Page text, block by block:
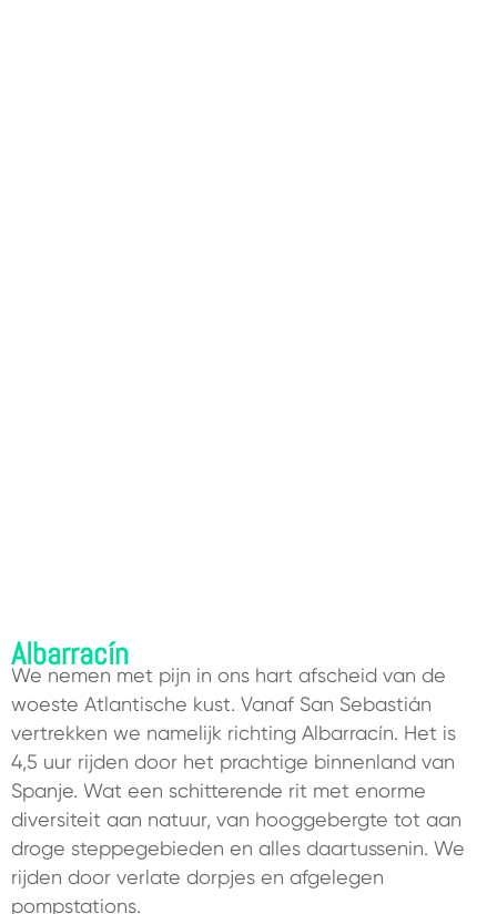
Albarracín
We nemen met pijn in ons hart afscheid van de
woeste Atlantische kust. Vanaf San Sebastián
vertrekken we namelijk richting Albarracín. Het is
4,5 uur rijden door het prachtige binnenland van
Spanje. Wat een schitterende rit met enorme
diversiteit aan natuur, van hooggebergte tot aan
droge steppegebieden en alles daartussenin. We
rijden door verlate dorpjes en afgelegen
pompstations.